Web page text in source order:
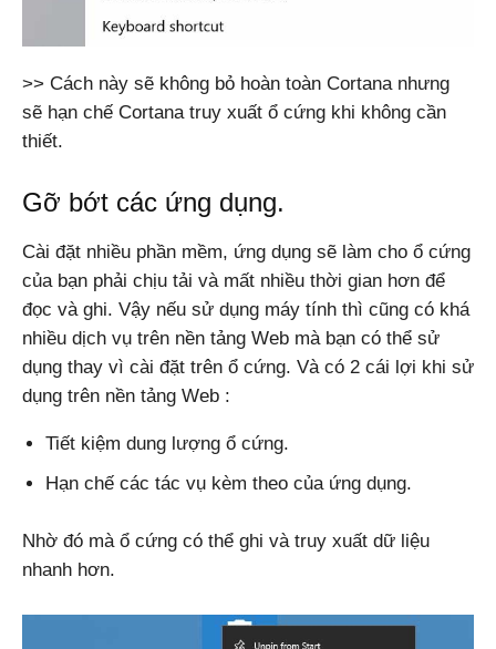
>> Cách này sẽ không bỏ hoàn toàn Cortana nhưng
sẽ hạn chế Cortana truy xuất ổ cứng khi không cần
thiết.
Gỡ bớt các ứng dụng.
Cài đặt nhiều phần mềm, ứng dụng sẽ làm cho ổ cứng
của bạn phải chịu tải và mất nhiều thời gian hơn để
đọc và ghi. Vậy nếu sử dụng máy tính thì cũng có khá
nhiều dịch vụ trên nền tảng Web mà bạn có thể sử
dụng thay vì cài đặt trên ổ cứng. Và có 2 cái lợi khi sử
dụng trên nền tảng Web :
Tiết kiệm dung lượng ổ cứng.
Hạn chế các tác vụ kèm theo của ứng dụng.
Nhờ đó mà ổ cứng có thể ghi và truy xuất dữ liệu
nhanh hơn.